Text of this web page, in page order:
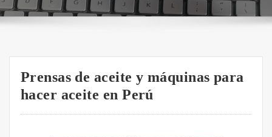
Prensas de aceite y máquinas para
hacer aceite en Perú